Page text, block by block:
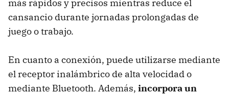
más rápidos y precisos mientras reduce el
cansancio durante jornadas prolongadas de
juego o trabajo.
En cuanto a conexión, puede utilizarse mediante
el receptor inalámbrico de alta velocidad o
mediante Bluetooth. Además, incorpora un